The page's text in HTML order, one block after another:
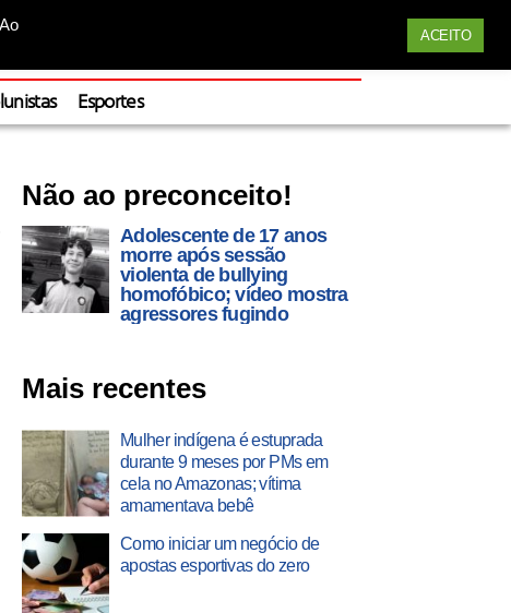
ACEITO
Esportes
Não ao preconceito!
Adolescente de 17 anos
morre após sessão
violenta de bullying
homofóbico; vídeo mostra
agressores fugindo
Mais recentes
Mulher indígena é estuprada
durante 9 meses por PMs em
cela no Amazonas; vítima
amamentava bebê
Como iniciar um negócio de
apostas esportivas do zero